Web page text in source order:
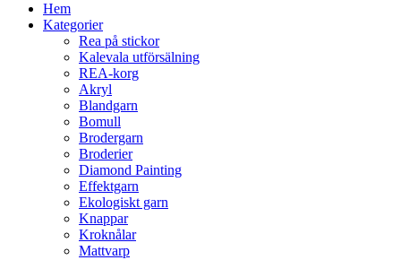
Hem
Kategorier
Rea på stickor
Kalevala utförsälning
REA-korg
Akryl
Blandgarn
Bomull
Brodergarn
Broderier
Diamond Painting
Effektgarn
Ekologiskt garn
Knappar
Kroknålar
Mattvarp